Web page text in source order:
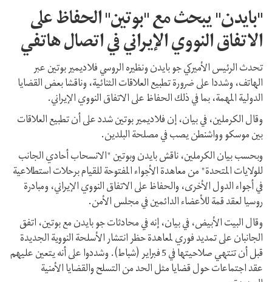
"بايدن" يبحث مع "بوتين" الحفاظ على
الاتفاق النووي الإيراني في اتصال هاتفي
تحدث الرئيس الأميركي جو بايدن ونظيره الروسي فلاديمير بوتين عبر
الهاتف، وشددا على ضرورة تطبيع العلاقات الثنائية، وناقشا بعض القضايا
الدولية المهمة، بما في ذلك الحفاظ على الاتفاق النووي الإيراني.
وقال الكرملين، في بيان، إن فلاديمير بوتين شدد على أن تطبيع العلاقات
بين موسكو وواشنطن يصب في مصلحة البلدين.
وبحسب بيان الكرملين، ناقش بايدن وبوتين "الانسحاب أحادي الجانب
للولايات المتحدة" من معاهدة الأجواء المفتوحة للقيام برحلات استطلاعية
في أجواء الدول الأخرى، والحفاظ على الاتفاق النووي الإيراني، ومبادرة
روسيا لعقد قمة للأعضاء الدائمين في مجلس الأمن.
وقال البيت الأبيض، في بيان، إنه في محادثات جو بايدن مع بوتين، اتفق
الجانبان على تمديد فوري لمعاهدة حظر انتشار الأسلحة النووية الجديدة
قبل أن تنتهي صلاحيتها في 5 فبراير (شباط). وشددوا على أنه يتعين عليهم
عقد اجتماعات حول قضايا مثل الحد من التسلح والقضايا الأمنية